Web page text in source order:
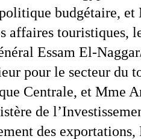
budgétaire,
affaires touristiques,
Essam El-
pour le secteur du
Centrale, et Mme
de
des exportations,